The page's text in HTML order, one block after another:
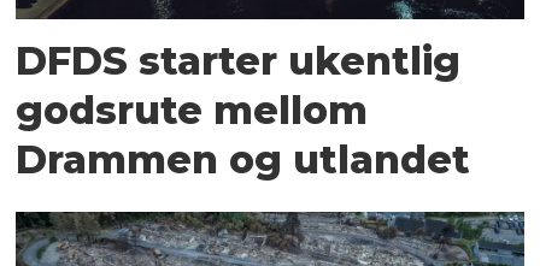
DFDS starter ukentlig
godsrute mellom
Drammen og utlandet